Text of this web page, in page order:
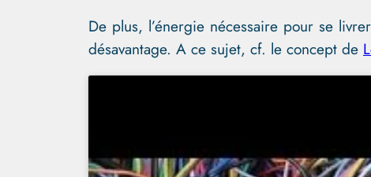
De plus, l’énergie nécessaire pour se
désavantage. A ce sujet, cf. le concept de